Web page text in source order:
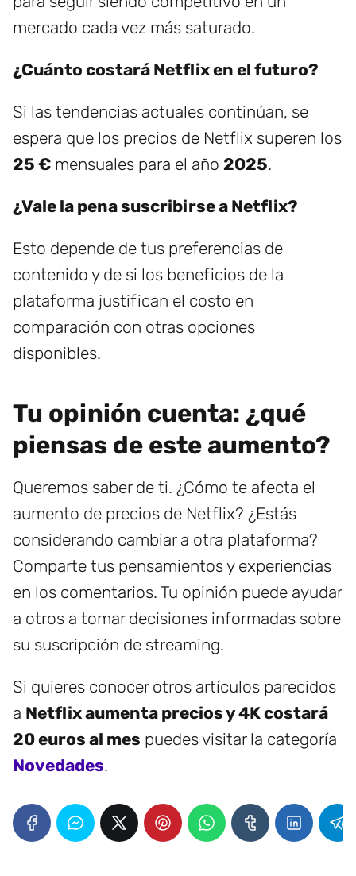
mercado cada vez más saturado.
¿Cuánto costará Netflix en el futuro?
Si las tendencias actuales continúan, se
espera que los precios de Netflix superen los
25 € mensuales para el año 2025.
¿Vale la pena suscribirse a Netflix?
Esto depende de tus preferencias de
contenido y de si los beneficios de la
plataforma justifican el costo en
comparación con otras opciones
disponibles.
Tu opinión cuenta: ¿qué
piensas de este aumento?
Queremos saber de ti. ¿Cómo te afecta el
aumento de precios de Netflix? ¿Estás
considerando cambiar a otra plataforma?
Comparte tus pensamientos y experiencias
en los comentarios. Tu opinión puede ayudar
a otros a tomar decisiones informadas sobre
su suscripción de streaming.
Si quieres conocer otros artículos parecidos
a Netflix aumenta precios y 4K costará
20 euros al mes puedes visitar la categoría
Novedades.